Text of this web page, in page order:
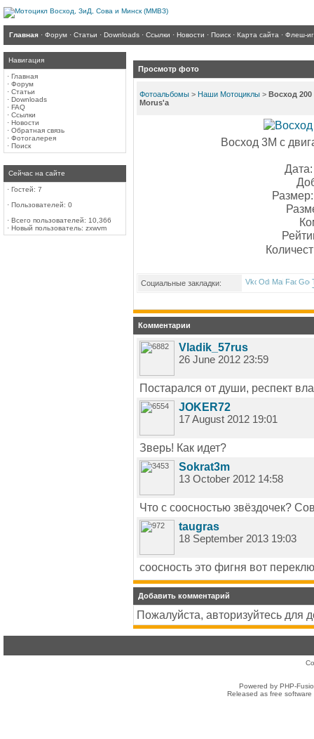
Главная · Форум · Статьи · Downloads · Ссылки · Новости · Поиск · Карта сайта · Флеш-
Навигация
· Главная
· Форум
· Статьи
· Downloads
· FAQ
· Ссылки
· Новости
· Обратная связь
· Фотогалерея
· Поиск
Сейчас на сайте
· Гостей: 7
· Пользователей: 0
· Всего пользователей: 10,366
· Новый пользователь: zxwvm
Просмотр фото
Фотоальбомы > Наши Мотоциклы > Восход 200
Morus'a
Восход 3М с
Социальные закладки:
Комментарии
Vladik_57rus
26 June 2012 23:59
Постарался от души, респект
JOKER72
17 August 2012 19:01
Зверь! Как идет?
Sokrat3m
13 October 2012 14:58
Что с соосностью звёздочек?
taugras
18 September 2013 19:03
соосность это фигня вот
Добавить комментарий
Пожалуйста, авторизуйтесь для
Powered by PHP-
Released as free